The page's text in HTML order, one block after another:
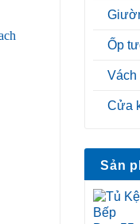
Ốp
Vách
Cửa
Sản